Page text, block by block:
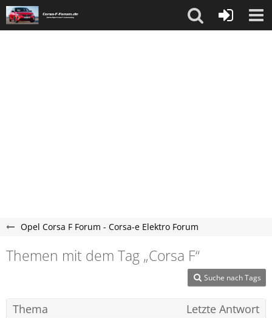
Opel Corsa F Forum - Corsa-e Elektro Forum
Themen mit dem Tag „Corsa F“
Suche nach Tags
Thema Letzte Antwort